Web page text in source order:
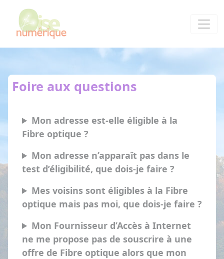
Foire aux questions
Mon adresse est-elle éligible à la
Fibre optique ?
Mon adresse n’apparaît pas dans le
test d’éligibilité, que dois-je faire ?
Mes voisins sont éligibles à la Fibre
optique mais pas moi, que dois-je faire ?
Mon Fournisseur d’Accès à Internet
ne me propose pas de souscrire à une
offre de Fibre optique alors que mon
Panneau de gestion des cookies